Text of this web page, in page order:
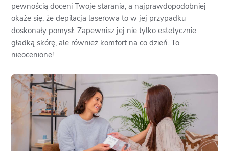
pewnością doceni Twoje starania, a najprawdopodobniej
okaże się, że depilacja laserowa to w jej przypadku
doskonały pomysł. Zapewnisz jej nie tylko estetycznie
gładką skórę, ale również komfort na co dzień. To
nieocenione!